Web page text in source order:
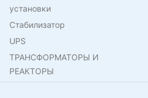
установки
Стабилизатор
UPS
ТРАНСФОРМАТОРЫ И
РЕАКТОРЫ